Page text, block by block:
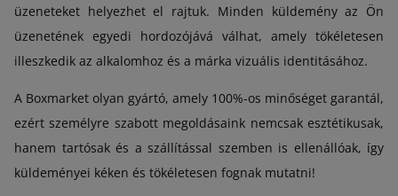
üzeneteket helyezhet el rajtuk. Minden küldemény az Ön
üzenetének egyedi hordozójává válhat, amely tökéletesen
illeszkedik az alkalomhoz és a márka vizuális identitásához.
A Boxmarket olyan gyártó, amely 100%-os minőséget garantál,
ezért személyre szabott megoldásaink nemcsak esztétikusak,
hanem tartósak és a szállítással szemben is ellenállóak, így
küldeményei kéken és tökéletesen fognak mutatni!